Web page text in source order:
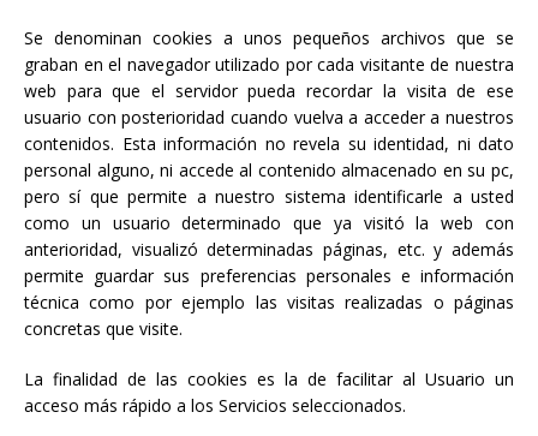
Se denominan cookies a unos pequeños archivos que se
graban en el navegador utilizado por cada visitante de nuestra
web para que el servidor pueda recordar la visita de ese
usuario con posterioridad cuando vuelva a acceder a nuestros
contenidos. Esta información no revela su identidad, ni dato
personal alguno, ni accede al contenido almacenado en su pc,
pero sí que permite a nuestro sistema identificarle a usted
como un usuario determinado que ya visitó la web con
anterioridad, visualizó determinadas páginas, etc. y además
permite guardar sus preferencias personales e información
técnica como por ejemplo las visitas realizadas o páginas
concretas que visite.
La finalidad de las cookies es la de facilitar al Usuario un
acceso más rápido a los Servicios seleccionados.